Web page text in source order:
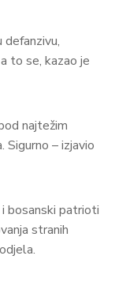
to se, kazao je
najtežim
– izjavio
bosanski patrioti
stranih